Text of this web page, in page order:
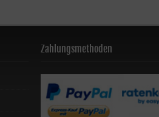
Zahlungsmethoden